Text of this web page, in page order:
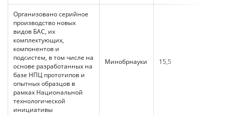
Организовано серийное
производство новых
видов БАС, их
комплектующих,
компонентов и
подсистем, в том числе на
основе разработанных на
базе НПЦ прототипов и
опытных образцов в
рамках Национальной
технологической
инициативы
Минобрнауки 15,5